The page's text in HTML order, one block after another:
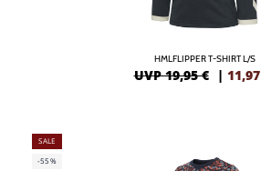
HMLFLIPPER T-SHIRT L/S
UVP 19,95 € | 11,97
SALE
-55%